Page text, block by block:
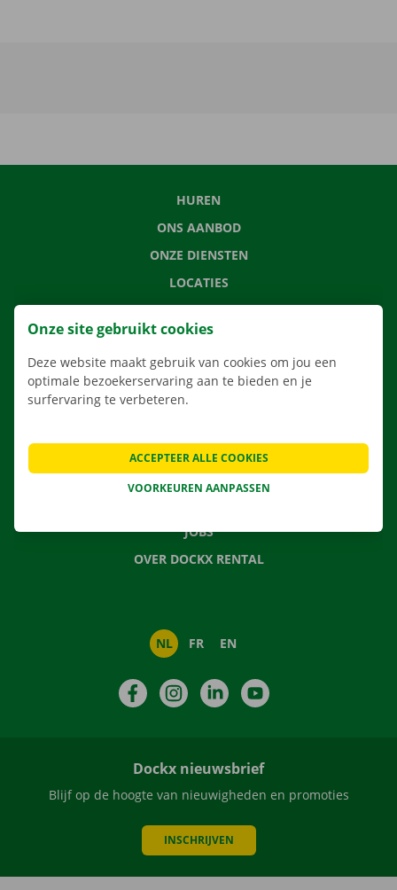
HUREN
ONS AANBOD
ONZE DIENSTEN
LOCATIES
APP
VERHUISOPLOSSINGEN
VEELGESTELDE VRAGEN
NIEUWS
JOBS
OVER DOCKX RENTAL
NL FR EN
FacebookInstagramLinkedIn
Dockx nieuwsbrief
Blijf op de hoogte van nieuwigheden en promoties
INSCHRIJVEN
Onze site gebruikt cookies
Deze website maakt gebruik van cookies om jou een
optimale bezoekerservaring aan te bieden en je
surfervaring te verbeteren.
VOORKEUREN AANPASSEN
ACCEPTEER ALLE COOKIES